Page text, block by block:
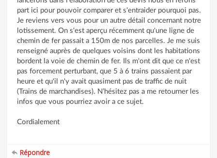
part ici pour pouvoir comparer et s'entraider pourquoi pas.
Je reviens vers vous pour un autre détail concernant notre
lotissement. On s'est aperçu récemment qu'une ligne de
chemin de fer passait a 150m de nos parcelles. Je me suis
renseigné auprès de quelques voisins dont les habitations
bordent la voie de chemin de fer. Ils m'ont dit que ce n'est
pas forcement perturbant, que 5 à 6 trains passaient par
heure et qu'il n'y avait quasiment pas de traffic de nuit
(Trains de marchandises). N’hésitez pas a me retourner les
infos que vous pourriez avoir a ce sujet.
Cordialement
Répondre